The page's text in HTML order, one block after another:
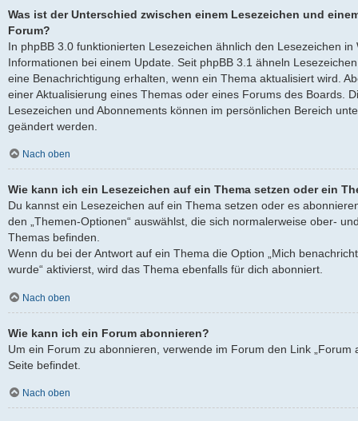
Was ist der Unterschied zwischen einem Lesezeichen und
Forum?
In phpBB 3.0 funktionierten Lesezeichen ähnlich den Lesezeichen
Informationen bei einem Update. Seit phpBB 3.1 ähneln
eine Benachrichtigung erhalten, wenn ein Thema aktualisiert wird.
einer Aktualisierung eines Themas oder eines Forums des Boards.
Lesezeichen und Abonnements können im persönlichen Bereich
geändert werden.
Nach oben
Wie kann ich ein Lesezeichen auf ein Thema setzen oder ein
Du kannst ein Lesezeichen auf ein Thema setzen oder es
den „Themen-Optionen“ auswählst, die sich normalerweise ober-
Themas befinden.
Wenn du bei der Antwort auf ein Thema die Option „Mich
wurde“ aktivierst, wird das Thema ebenfalls für dich abonniert.
Nach oben
Wie kann ich ein Forum abonnieren?
Um ein Forum zu abonnieren, verwende im Forum den Link „Forum
Seite befindet.
Nach oben